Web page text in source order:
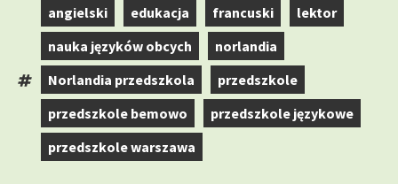
angielski edukacja francuski lektor
nauka języków obcych norlandia
Norlandia przedszkola przedszkole
przedszkole bemowo przedszkole językowe
przedszkole warszawa